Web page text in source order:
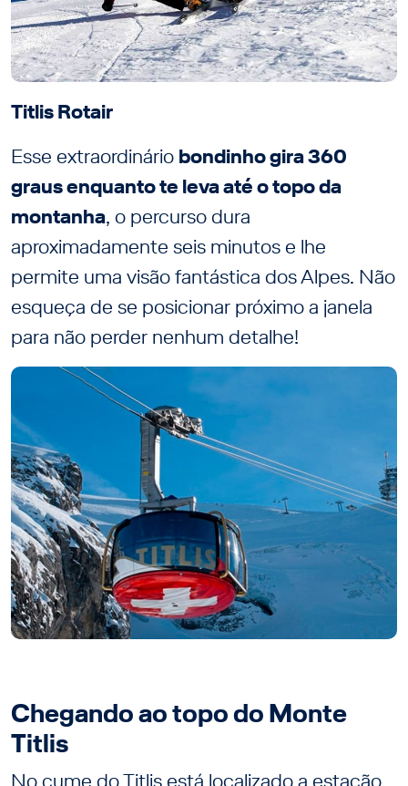
Titlis Rotair
Esse extraordinário bondinho gira 360
graus enquanto te leva até o topo da
montanha, o percurso dura
aproximadamente seis minutos e lhe
permite uma visão fantástica dos Alpes. Não
esqueça de se posicionar próximo a janela
para não perder nenhum detalhe!
Chegando ao topo do Monte
Titlis